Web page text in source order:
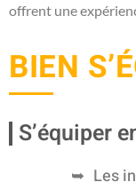
offrent une
BIEN
S’équiper
Les